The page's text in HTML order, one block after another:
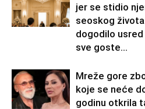
jer se stidio
seoskog
dogodilo
sve goste...
Mreže gore
koje se neće
godinu otkrila